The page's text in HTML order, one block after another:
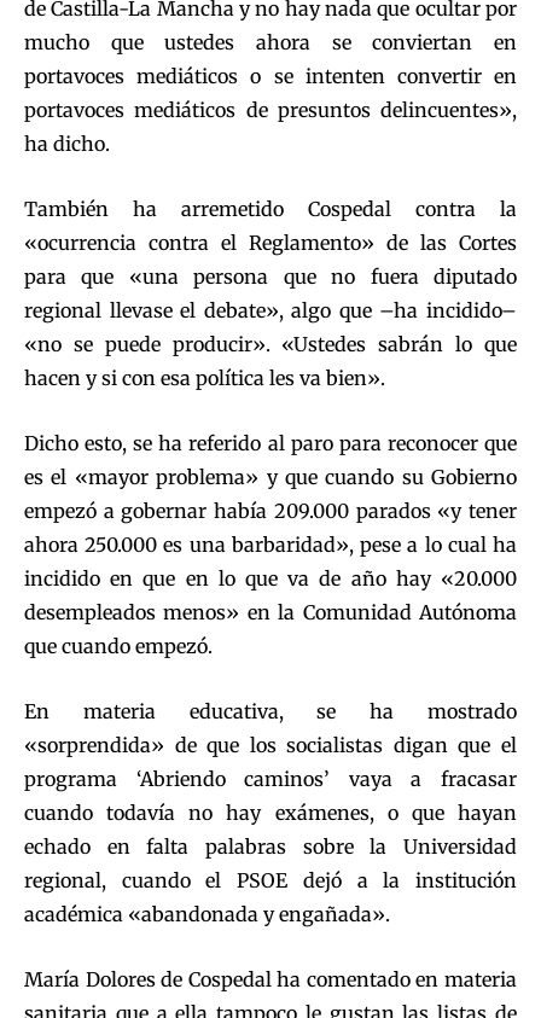
de Castilla-La Mancha y no hay nada que ocultar por
mucho que ustedes ahora se conviertan en
portavoces mediáticos o se intenten convertir en
portavoces mediáticos de presuntos delincuentes»,
ha dicho.
También ha arremetido Cospedal contra la
«ocurrencia contra el Reglamento» de las Cortes
para que «una persona que no fuera diputado
regional llevase el debate», algo que –ha incidido–
«no se puede producir». «Ustedes sabrán lo que
hacen y si con esa política les va bien».
Dicho esto, se ha referido al paro para reconocer que
es el «mayor problema» y que cuando su Gobierno
empezó a gobernar había 209.000 parados «y tener
ahora 250.000 es una barbaridad», pese a lo cual ha
incidido en que en lo que va de año hay «20.000
desempleados menos» en la Comunidad Autónoma
que cuando empezó.
En materia educativa, se ha mostrado
«sorprendida» de que los socialistas digan que el
programa ‘Abriendo caminos’ vaya a fracasar
cuando todavía no hay exámenes, o que hayan
echado en falta palabras sobre la Universidad
regional, cuando el PSOE dejó a la institución
académica «abandonada y engañada».
María Dolores de Cospedal ha comentado en materia
sanitaria que a ella tampoco le gustan las listas de